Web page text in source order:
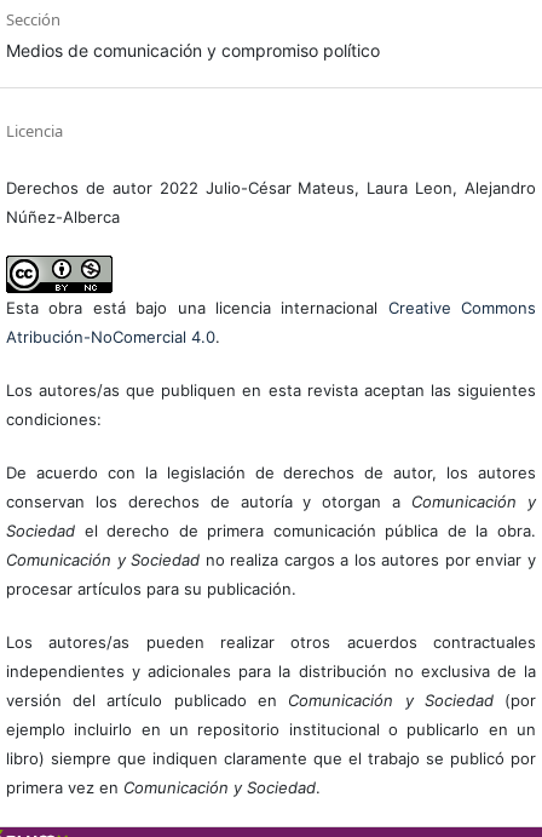
Sección
Medios de comunicación y compromiso político
Licencia
Derechos de autor 2022 Julio-César Mateus, Laura Leon, Alejandro
Núñez-Alberca
Esta obra está bajo una licencia internacional Creative Commons
Atribución-NoComercial 4.0.
Los autores/as que publiquen en esta revista aceptan las siguientes
condiciones:
De acuerdo con la legislación de derechos de autor, los autores
conservan los derechos de autoría y otorgan a Comunicación y
Sociedadel derecho de primera comunicación pública de la obra.
Comunicación y Sociedad no realiza cargos a los autores por enviar y
procesar artículos para su publicación.
Los autores/as pueden realizar otros acuerdos contractuales
independientes y adicionales para la distribución no exclusiva de la
versión del artículo publicado en Comunicación y Sociedad(por
ejemplo incluirlo en un repositorio institucional o publicarlo en un
libro) siempre que indiquen claramente que el trabajo se publicó por
primera vez en Comunicación y Sociedad.